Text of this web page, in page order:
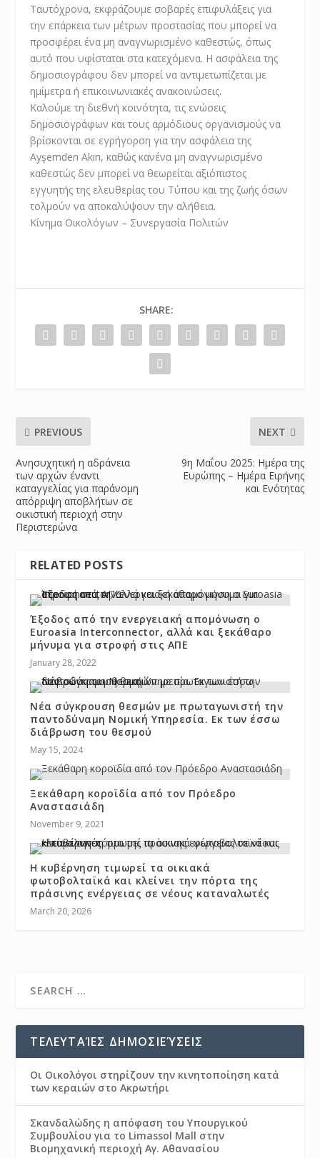
Ταυτόχρονα, εκφράζουμε σοβαρές επιφυλάξεις για
την επάρκεια των μέτρων προστασίας που μπορεί να
προσφέρει ένα μη αναγνωρισμένο καθεστώς, όπως
αυτό που υφίσταται στα κατεχόμενα. Η ασφάλεια της
δημοσιογράφου δεν μπορεί να αντιμετωπίζεται με
ημίμετρα ή επικοινωνιακές ανακοινώσεις.
Καλούμε τη διεθνή κοινότητα, τις ενώσεις
δημοσιογράφων και τους αρμόδιους οργανισμούς να
βρίσκονται σε εγρήγορση για την ασφάλεια της
Ayşemden Akın, καθώς κανένα μη αναγνωρισμένο
καθεστώς δεν μπορεί να θεωρείται αξιόπιστος
εγγυητής της ελευθερίας του Τύπου και της ζωής όσων
τολμούν να αποκαλύψουν την αλήθεια.
Κίνημα Οικολόγων – Συνεργασία Πολιτών
SHARE:
PREVIOUS
Ανησυχητική η αδράνεια
των αρχών έναντι
καταγγελίας για παράνομη
απόρριψη αποβλήτων σε
οικιστική περιοχή στην
Περιστερώνα
NEXT
9η Μαΐου 2025: Ημέρα της
Ευρώπης – Ημέρα Ειρήνης
και Ενότητας
RELATED POSTS
Έξοδος από την ενεργειακή απομόνωση ο
Euroasia Interconnector, αλλά και ξεκάθαρο
μήνυμα για στροφή στις ΑΠΕ
January 28, 2022
Νέα σύγκρουση θεσμών με πρωταγωνιστή την
παντοδύναμη Νομική Υπηρεσία. Εκ των έσσω
διάβρωση του θεσμού
May 15, 2024
Ξεκάθαρη κοροϊδία από τον Πρόεδρο
Αναστασιάδη
November 9, 2021
Η κυβέρνηση τιμωρεί τα οικιακά
φωτοβολταϊκά και κλείνει την πόρτα της
πράσινης ενέργειας σε νέους καταναλωτές
March 20, 2026
ΤΕΛΕΥΤΑΊΕΣ ΔΗΜΟΣΙΕΎΣΕΙΣ
Οι Οικολόγοι στηρίζουν την κινητοποίηση κατά
των κεραιών στο Ακρωτήρι
Σκανδαλώδης η απόφαση του Υπουργικού
Συμβουλίου για το Limassol Mall στην
Βιομηχανική περιοχή Αγ. Αθανασίου